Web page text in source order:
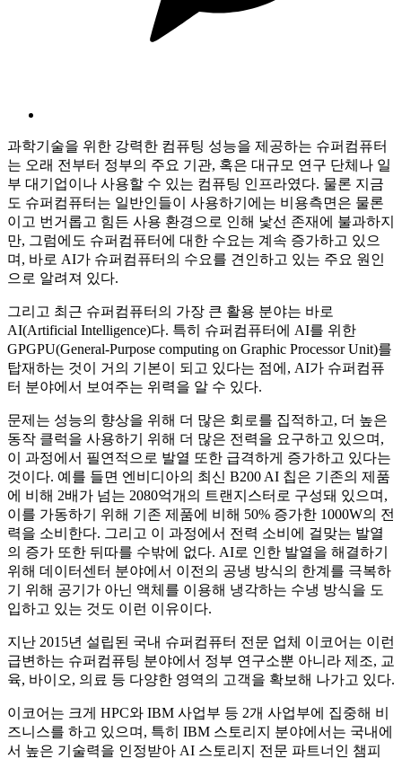
과학기술을 위한 강력한 컴퓨팅 성능을 제공하는 슈퍼컴퓨터
는 오래 전부터 정부의 주요 기관, 혹은 대규모 연구 단체나 일
부 대기업이나 사용할 수 있는 컴퓨팅 인프라였다. 물론 지금
도 슈퍼컴퓨터는 일반인들이 사용하기에는 비용측면은 물론
이고 번거롭고 힘든 사용 환경으로 인해 낯선 존재에 불과하지
만, 그럼에도 슈퍼컴퓨터에 대한 수요는 계속 증가하고 있으
며, 바로 AI가 슈퍼컴퓨터의 수요를 견인하고 있는 주요 원인
으로 알려져 있다.
그리고 최근 슈퍼컴퓨터의 가장 큰 활용 분야는 바로
AI(Artificial Intelligence)다. 특히 슈퍼컴퓨터에 AI를 위한
GPGPU(General-Purpose computing on Graphic Processor Unit)를
탑재하는 것이 거의 기본이 되고 있다는 점에, AI가 슈퍼컴퓨
터 분야에서 보여주는 위력을 알 수 있다.
문제는 성능의 향상을 위해 더 많은 회로를 집적하고, 더 높은
동작 클럭을 사용하기 위해 더 많은 전력을 요구하고 있으며,
이 과정에서 필연적으로 발열 또한 급격하게 증가하고 있다는
것이다. 예를 들면 엔비디아의 최신 B200 AI 칩은 기존의 제품
에 비해 2배가 넘는 2080억개의 트랜지스터로 구성돼 있으며,
이를 가동하기 위해 기존 제품에 비해 50% 증가한 1000W의 전
력을 소비한다. 그리고 이 과정에서 전력 소비에 걸맞는 발열
의 증가 또한 뒤따를 수밖에 없다. AI로 인한 발열을 해결하기
위해 데이터센터 분야에서 이전의 공냉 방식의 한계를 극복하
기 위해 공기가 아닌 액체를 이용해 냉각하는 수냉 방식을 도
입하고 있는 것도 이런 이유이다.
지난 2015년 설립된 국내 슈퍼컴퓨터 전문 업체 이코어는 이런
급변하는 슈퍼컴퓨팅 분야에서 정부 연구소뿐 아니라 제조, 교
육, 바이오, 의료 등 다양한 영역의 고객을 확보해 나가고 있다.
이코어는 크게 HPC와 IBM 사업부 등 2개 사업부에 집중해 비
즈니스를 하고 있으며, 특히 IBM 스토리지 분야에서는 국내에
서 높은 기술력을 인정받아 AI 스토리지 전문 파트너인 챔피